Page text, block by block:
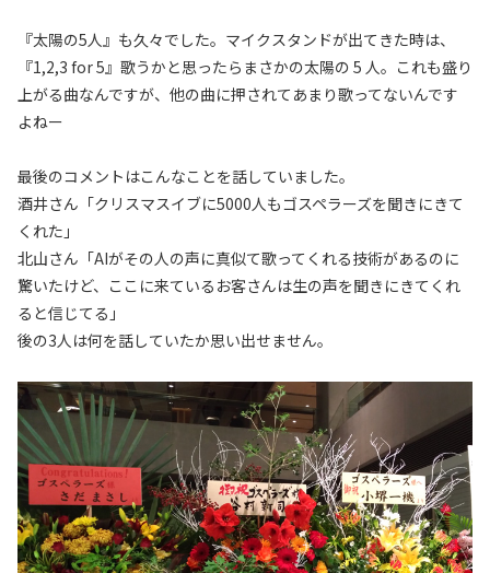
『太陽の5人』も久々でした。マイクスタンドが出てきた時は、
『1,2,3 for 5』歌うかと思ったらまさかの太陽の 5 人。これも盛り
上がる曲なんですが、他の曲に押されてあまり歌ってないんです
よねー
最後のコメントはこんなことを話していました。
酒井さん「クリスマスイブに5000人もゴスペラーズを聞きにきて
くれた」
北山さん「AIがその人の声に真似て歌ってくれる技術があるのに
驚いたけど、ここに来ているお客さんは生の声を聞きにきてくれ
ると信じてる」
後の3人は何を話していたか思い出せません。